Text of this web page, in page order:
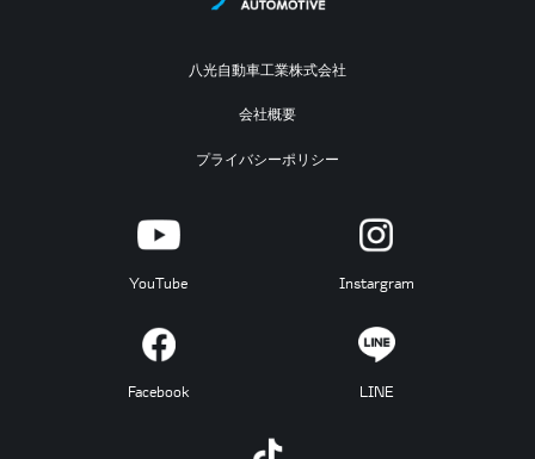
八光自動車工業株式会社
会社概要
プライバシーポリシー
YouTube Instargram
Facebook LINE